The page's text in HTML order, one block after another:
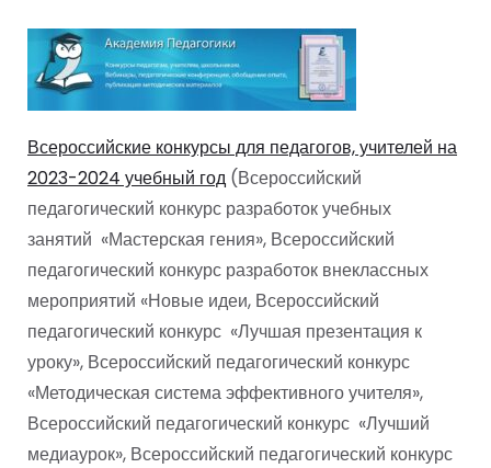
Всероссийские конкурсы для педагогов, учителей на
2023-2024 учебный год (Всероссийский
педагогический конкурс разработок учебных
занятий «Мастерская гения», Всероссийский
педагогический конкурс разработок внеклассных
мероприятий «Новые идеи, Всероссийский
педагогический конкурс «Лучшая презентация к
уроку», Всероссийский педагогический конкурс
«Методическая система эффективного учителя»,
Всероссийский педагогический конкурс «Лучший
медиаурок», Всероссийский педагогический конкурс